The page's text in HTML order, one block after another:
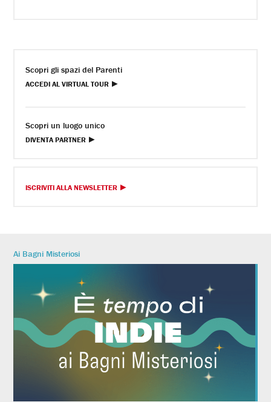
Scopri gli spazi del Parenti
ACCEDI AL VIRTUAL TOUR
Scopri un luogo unico
DIVENTA PARTNER
ISCRIVITI ALLA NEWSLETTER
Ai Bagni Misteriosi